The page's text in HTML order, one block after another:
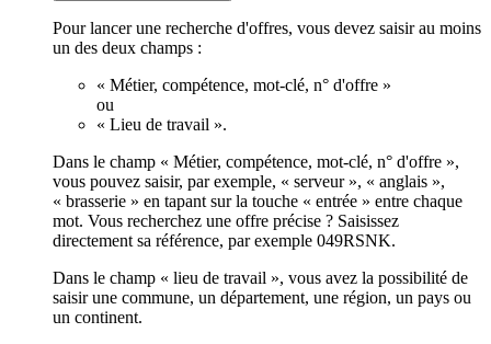
Pour lancer une recherche d'offres, vous devez saisir au moins
un des deux champs :
« Métier, compétence, mot-clé, n° d'offre »
ou
« Lieu de travail ».
Dans le champ « Métier, compétence, mot-clé, n° d'offre »,
vous pouvez saisir, par exemple, « serveur », « anglais »,
« brasserie » en tapant sur la touche « entrée » entre chaque
mot. Vous recherchez une offre précise ? Saisissez
directement sa référence, par exemple 049RSNK.
Dans le champ « lieu de travail », vous avez la possibilité de
saisir une commune, un département, une région, un pays ou
un continent.